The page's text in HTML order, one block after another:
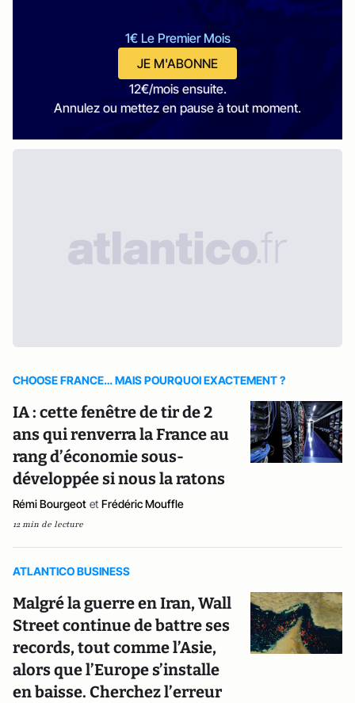
1€ Le Premier Mois
JE M'ABONNE
12€/mois ensuite.
Annulez ou mettez en pause à tout moment.
CHOOSE FRANCE… MAIS POURQUOI EXACTEMENT ?
IA : cette fenêtre de tir de 2
ans qui renverra la France au
rang d’économie sous-
développée si nous la ratons
Rémi Bourgeot et Frédéric Mouffle
12 min de lecture
ATLANTICO BUSINESS
Malgré la guerre en Iran, Wall
Street continue de battre ses
records, tout comme l’Asie,
alors que l’Europe s’installe
en baisse. Cherchez l’erreur